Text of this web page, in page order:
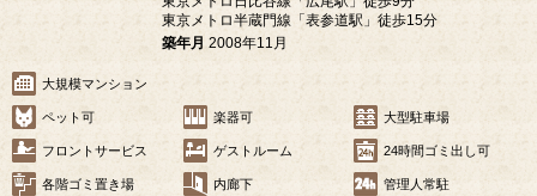
広尾ガーデンフォレスト
東京都渋谷区広尾4-1-25
東京メトロ日比谷線「広尾駅」徒歩9分
東京メトロ半蔵門線「表参道駅」徒歩15分
築年月
2008年11月